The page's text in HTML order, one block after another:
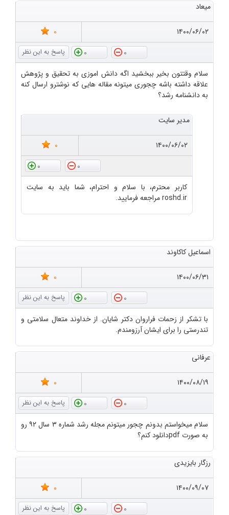
میعاد
۱۴۰۰/۰۶/۰۲
0
0
0
سلام وقتتون بخیر ببخشید اگه دانش اموزی به تحقیق و پژوهش
علاقه داشته باشه چجوری میتونه مقاله هایی که نوشترو ارسال کنه
به دانشنامه رشد؟
مدیر سایت
۱۴۰۰/۰۶/۰۲
0
0
0
کاربر محترم، با سلام و احترام، شما باید به سایت
roshd.ir مراجعه فرمایید.
اسماعیل کاکاوند
۱۴۰۰/۰۶/۳۱
0
0
0
با تشکر از زحمات فراروان دکتر شایان. از خداوند متعال سلامتی و
تندرستی را برای ایشان آرزومندم.
عرفانی
۱۴۰۰/۰۸/۱۹
0
0
0
سلام میخواستم بدونم چجور میتونم مجله رشد شماره ۳ سال ۹۲ رو
به صورت pdfدانلود کنم؟
رزگار بایزیدی
۱۴۰۰/۰۹/۰۷
0
0
0